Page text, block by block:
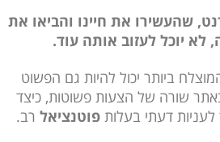
שהעשירו את חיינו והביאו את
לא יוכל לעזוב אותה עוד.
ביותר יכול להיות גם הפשוט
שורה של הצעות פשוטות, כיצד
לעניות דעתי בעלות פוטנציאל רב.